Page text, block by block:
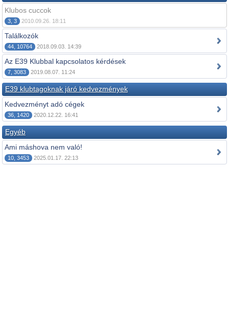
Klubos cuccok
3, 3 2010.09.26. 18:11
Találkozók
44, 10764 2018.09.03. 14:39
Az E39 Klubbal kapcsolatos kérdések
7, 3083 2019.08.07. 11:24
E39 klubtagoknak járó kedvezmények
Kedvezményt adó cégek
36, 1420 2020.12.22. 16:41
Egyéb
Ami máshova nem való!
10, 3453 2025.01.17. 22:13